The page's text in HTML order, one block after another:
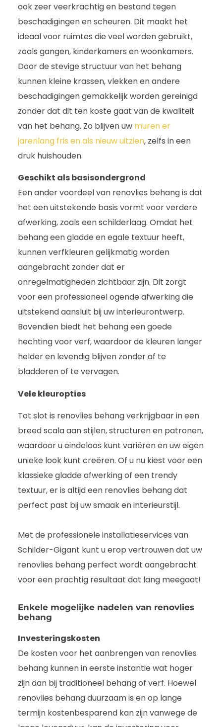
ook zeer veerkrachtig en bestand tegen
beschadigingen en scheuren. Dit maakt het
ideaal voor ruimtes die veel worden gebruikt,
zoals gangen, kinderkamers en woonkamers.
Door de stevige structuur van het behang
kunnen kleine krassen, vlekken en andere
beschadigingen gemakkelijk worden gereinigd
zonder dat dit ten koste gaat van de kwaliteit
van het behang. Zo blijven uw muren er
jarenlang fris en als nieuw uitzien, zelfs in een
druk huishouden.
Geschikt als basisondergrond
Een ander voordeel van renovlies behang is dat
het een uitstekende basis vormt voor verdere
afwerking, zoals een schilderlaag. Omdat het
behang een gladde en egale textuur heeft,
kunnen verfkleuren gelijkmatig worden
aangebracht zonder dat er
onregelmatigheden zichtbaar zijn. Dit zorgt
voor een professioneel ogende afwerking die
uitstekend aansluit bij uw interieurontwerp.
Bovendien biedt het behang een goede
hechting voor verf, waardoor de kleuren langer
helder en levendig blijven zonder af te
bladderen of te vervagen.
Vele kleuropties
Tot slot is renovlies behang verkrijgbaar in een
breed scala aan stijlen, structuren en patronen,
waardoor u eindeloos kunt variëren en uw eigen
unieke look kunt creëren. Of u nu kiest voor een
klassieke gladde afwerking of een trendy
textuur, er is altijd een renovlies behang dat
perfect past bij uw smaak en interieurstijl.
Met de professionele installatieservices van
Schilder-Gigant kunt u erop vertrouwen dat uw
renovlies behang perfect wordt aangebracht
voor een prachtig resultaat dat lang meegaat!
Enkele mogelijke nadelen van renovlies
behang
Investeringskosten
De kosten voor het aanbrengen van renovlies
behang kunnen in eerste instantie wat hoger
zijn dan bij traditioneel behang of verf. Hoewel
renovlies behang duurzaam is en op lange
termijn kostenbesparend kan zijn vanwege de